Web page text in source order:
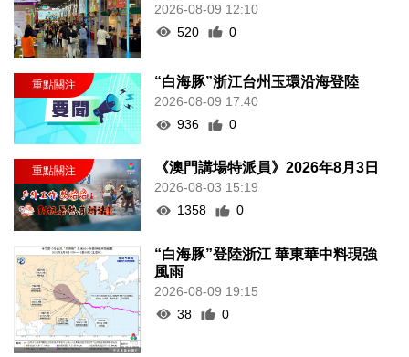
2026-08-09 12:10
520
0
“白海豚”浙江台州玉環沿海登陸
2026-08-09 17:40
936
0
《澳門講場特派員》2026年8月3日
2026-08-03 15:19
1358
0
“白海豚”登陸浙江 華東華中料現強
風雨
2026-08-09 19:15
38
0